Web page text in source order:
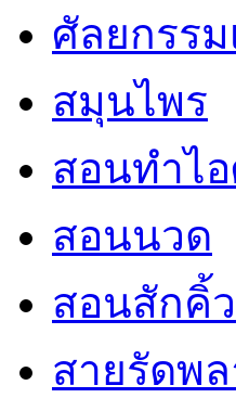
ศัลยกรรม
สมุนไพร
สอนทำไ
สอนนวด
สอนสักคิ้ว
สายรัดพ